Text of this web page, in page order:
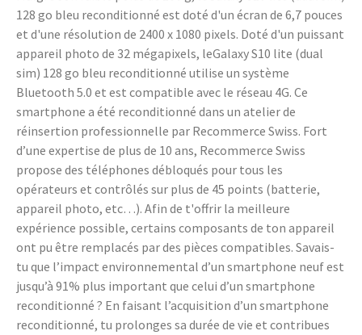
128 go bleu reconditionné est doté d'un écran de 6,7 pouces
et d'une résolution de 2400 x 1080 pixels. Doté d'un puissant
appareil photo de 32 mégapixels, leGalaxy S10 lite (dual
sim) 128 go bleu reconditionné utilise un système
Bluetooth 5.0 et est compatible avec le réseau 4G. Ce
smartphone a été reconditionné dans un atelier de
réinsertion professionnelle par Recommerce Swiss. Fort
d’une expertise de plus de 10 ans, Recommerce Swiss
propose des téléphones débloqués pour tous les
opérateurs et contrôlés sur plus de 45 points (batterie,
appareil photo, etc…). Afin de t'offrir la meilleure
expérience possible, certains composants de ton appareil
ont pu être remplacés par des pièces compatibles. Savais-
tu que l’impact environnemental d’un smartphone neuf est
jusqu’à 91% plus important que celui d’un smartphone
reconditionné ? En faisant l’acquisition d’un smartphone
reconditionné, tu prolonges sa durée de vie et contribues